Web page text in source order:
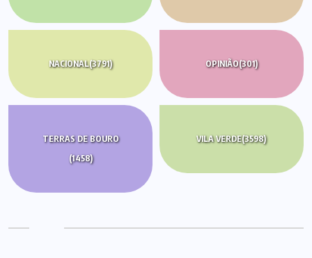
NACIONAL(3791) OPINIÃO(301)
TERRAS DE BOURO
(1458)
VILA VERDE(3598)